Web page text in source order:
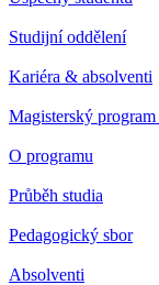
Studijní oddělení
Kariéra & absolventi
Magisterský
O programu
Průběh studia
Pedagogický sbor
Absolventi